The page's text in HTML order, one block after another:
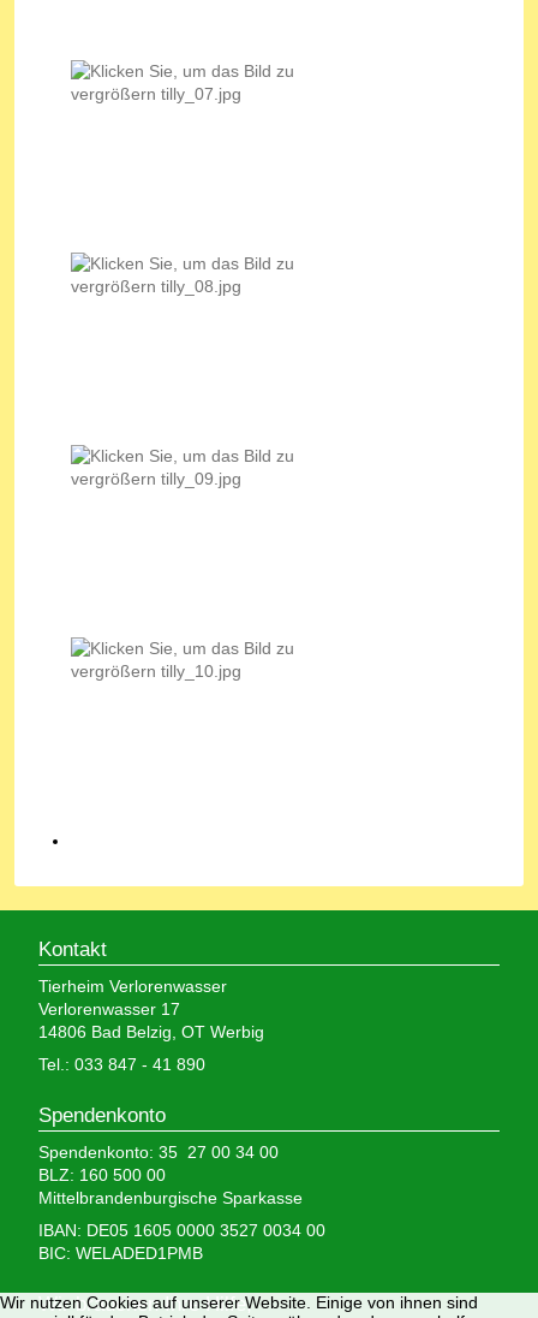
Kontakt
Tierheim Verlorenwasser
Verlorenwasser 17
14806 Bad Belzig, OT Werbig
Tel.: 033 847 - 41 890
Spendenkonto
Spendenkonto: 35 27 00 34 00
BLZ: 160 500 00
Mittelbrandenburgische Sparkasse
IBAN: DE05 1605 0000 3527 0034 00
BIC: WELADED1PMB
Wir brauchen Ihre Hilfe,
Wir nutzen Cookies auf unserer Website. Einige von ihnen sind